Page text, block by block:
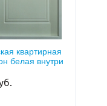
квартирная
белая внутри